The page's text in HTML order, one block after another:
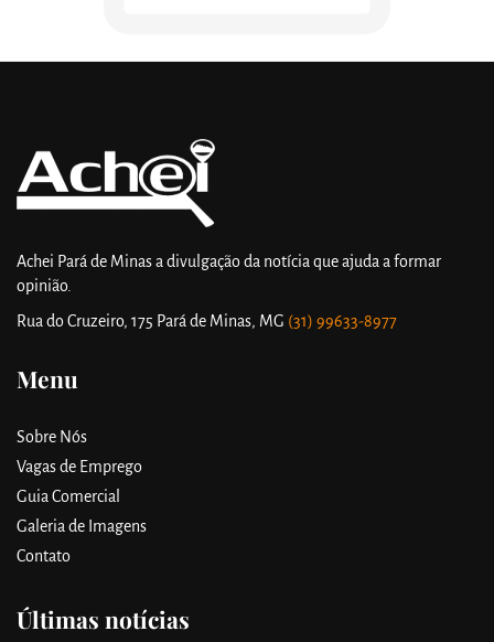
Achei Pará de Minas a divulgação da notícia que ajuda a formar
opinião.
Rua do Cruzeiro, 175 Pará de Minas, MG (31) 99633-8977
Menu
Sobre Nós
Vagas de Emprego
Guia Comercial
Galeria de Imagens
Contato
Últimas notícias